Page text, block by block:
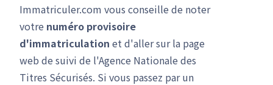
Immatriculer.com vous conseille de noter
votre numéro provisoire
d'immatriculation et d'aller sur la page
web de suivi de l'Agence Nationale des
Titres Sécurisés. Si vous passez par un